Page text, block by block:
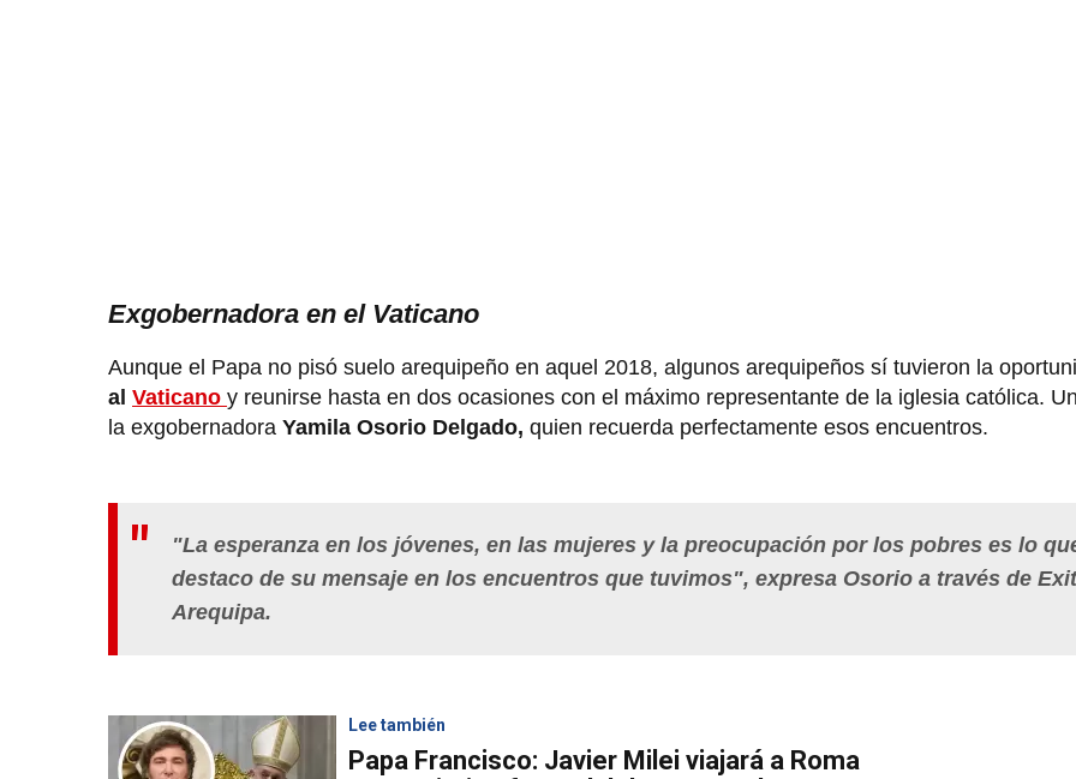
Exgobernadora en el Vaticano
Aunque el Papa no pisó suelo arequipeño en aquel 2018, algunos arequipeños sí tuvieron la
al Vaticano y reunirse hasta en dos ocasiones con el máximo representante de la iglesia católica.
la exgobernadora Yamila Osorio Delgado, quien recuerda perfectamente esos encuentros.
"La esperanza en los jóvenes, en las mujeres y la preocupación por los pobres es lo
destaco de su mensaje en los encuentros que tuvimos", expresa Osorio a través de
Arequipa.
Lee también
Papa Francisco: Javier Milei viajará a Roma